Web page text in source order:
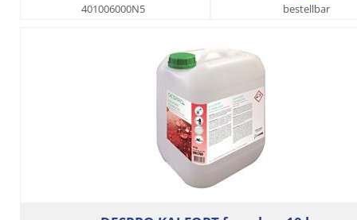
401006000N5
bestellbar